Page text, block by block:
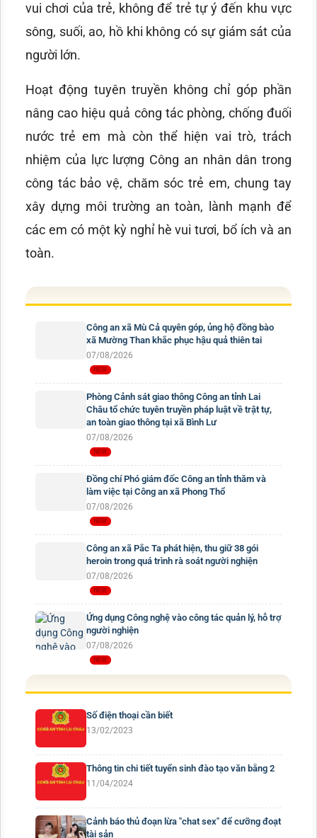
vui chơi của trẻ, không để trẻ tự ý đến khu vực
sông, suối, ao, hồ khi không có sự giám sát của
người lớn.
Hoạt động tuyên truyền không chỉ góp phần
nâng cao hiệu quả công tác phòng, chống đuối
nước trẻ em mà còn thể hiện vai trò, trách
nhiệm của lực lượng Công an nhân dân trong
công tác bảo vệ, chăm sóc trẻ em, chung tay
xây dựng môi trường an toàn, lành mạnh để
các em có một kỳ nghỉ hè vui tươi, bổ ích và an
toàn.
Công an xã Mù Cả quyên góp, ủng hộ đồng bào
xã Mường Than khắc phục hậu quả thiên tai
07/08/2026
Phòng Cảnh sát giao thông Công an tỉnh Lai
Châu tổ chức tuyên truyền pháp luật về trật tự,
an toàn giao thông tại xã Bình Lư
07/08/2026
Đồng chí Phó giám đốc Công an tỉnh thăm và
làm việc tại Công an xã Phong Thổ
07/08/2026
Công an xã Pắc Ta phát hiện, thu giữ 38 gói
heroin trong quá trình rà soát người nghiện
07/08/2026
Ứng dụng Công nghệ vào công tác quản lý, hỗ trợ
người nghiện
07/08/2026
Số điện thoại cần biết
13/02/2023
Thông tin chi tiết tuyển sinh đào tạo văn bằng 2
11/04/2024
Cảnh báo thủ đoạn lừa "chat sex" để cưỡng đoạt
tài sản